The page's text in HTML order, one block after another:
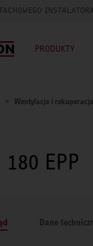
PRODUKTY
Wentylacja i rekuperacja
EPP
Dane